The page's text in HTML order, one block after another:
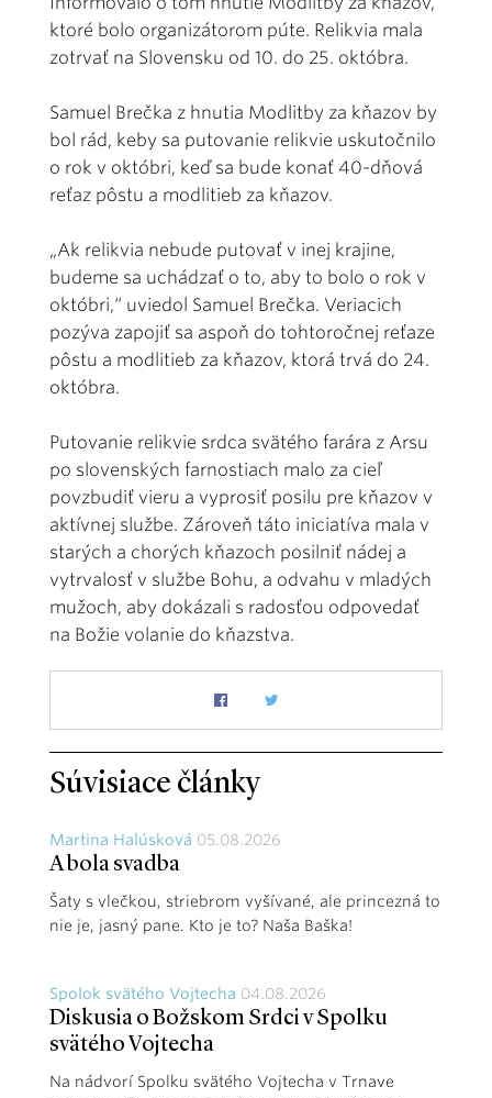
ktoré bolo organizátorom púte. Relikvia mala
zotrvať na Slovensku od 10. do 25. októbra.
Samuel Brečka z hnutia Modlitby za kňazov by
bol rád, keby sa putovanie relikvie uskutočnilo
o rok v októbri, keď sa bude konať 40-dňová
reťaz pôstu a modlitieb za kňazov.
„Ak relikvia nebude putovať v inej krajine,
budeme sa uchádzať o to, aby to bolo o rok v
októbri,“ uviedol Samuel Brečka. Veriacich
pozýva zapojiť sa aspoň do tohtoročnej reťaze
pôstu a modlitieb za kňazov, ktorá trvá do 24.
októbra.
Putovanie relikvie srdca svätého farára z Arsu
po slovenských farnostiach malo za cieľ
povzbudiť vieru a vyprosiť posilu pre kňazov v
aktívnej službe. Zároveň táto iniciatíva mala v
starých a chorých kňazoch posilniť nádej a
vytrvalosť v službe Bohu, a odvahu v mladých
mužoch, aby dokázali s radosťou odpovedať
na Božie volanie do kňazstva.
Súvisiace články
Martina Halúsková 05.08.2026
A bola svadba
Šaty s vlečkou, striebrom vyšívané, ale princezná to
nie je, jasný pane. Kto je to? Naša Baška!
Spolok svätého Vojtecha 04.08.2026
Diskusia o Božskom Srdci v Spolku
svätého Vojtecha
Na nádvorí Spolku svätého Vojtecha v Trnave